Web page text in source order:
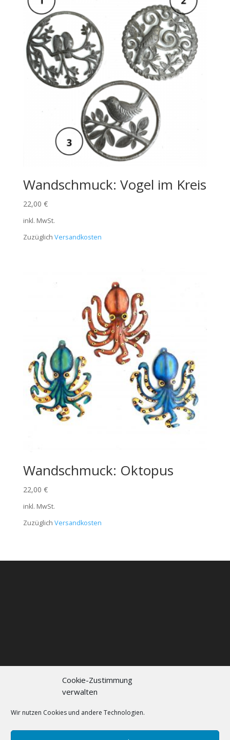
Cookie-Zustimmung
verwalten
Wir nutzen Cookies und andere Technologien.
Wandschmuck: Vogel im Kreis
22,00 €
inkl. MwSt.
Zuzüglich Versandkosten
Wandschmuck: Oktopus
22,00 €
inkl. MwSt.
Zuzüglich Versandkosten
Kontakt
Datenschutzerklärung
Cookie policy (EU)